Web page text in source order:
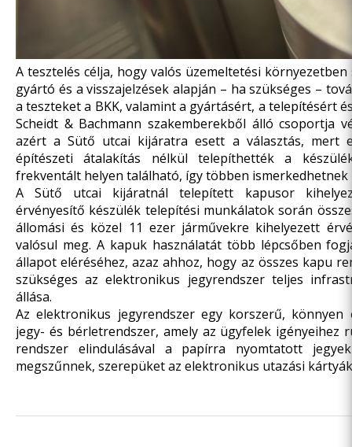
A tesztelés célja, hogy valós üzemeltetési
gyártó és a visszajelzések alapján – ha szükséges –
a teszteket a BKK, valamint a gyártásért, a telepítésért
Scheidt & Bachmann szakemberekből álló csoportja
azért a Sütő utcai kijáratra esett a választás, mert
építészeti átalakítás nélkül telepíthették a
frekventált helyen található, így többen ismerkedhetnek
A Sütő utcai kijáratnál telepített kapusor
érvényesítő készülék telepítési munkálatok során
állomási és közel 11 ezer járművekre kihelyezett
valósul meg. A kapuk használatát több lépcsőben
állapot eléréséhez, azaz ahhoz, hogy az összes kapu
szükséges az elektronikus jegyrendszer teljes
állása.
Az elektronikus jegyrendszer egy korszerű, könnyen
jegy- és bérletrendszer, amely az ügyfelek igényeihez
rendszer elindulásával a papírra nyomtatott
megszűnnek, szerepüket az elektronikus utazási